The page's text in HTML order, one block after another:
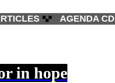
AGENDA CD
in hope